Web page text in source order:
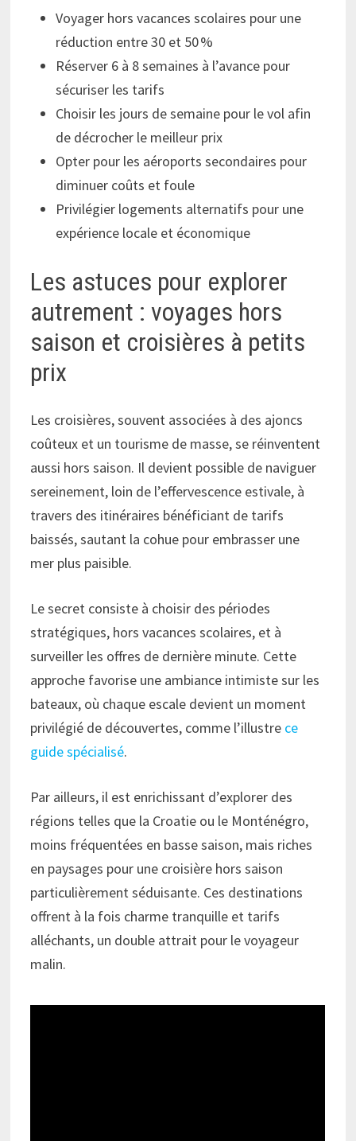
Voyager hors vacances scolaires pour une
réduction entre 30 et 50 %
Réserver 6 à 8 semaines à l’avance pour
sécuriser les tarifs
Choisir les jours de semaine pour le vol afin
de décrocher le meilleur prix
Opter pour les aéroports secondaires pour
diminuer coûts et foule
Privilégier logements alternatifs pour une
expérience locale et économique
Les astuces pour explorer
autrement : voyages hors
saison et croisières à petits
prix
Les croisières, souvent associées à des ajoncs
coûteux et un tourisme de masse, se réinventent
aussi hors saison. Il devient possible de naviguer
sereinement, loin de l’effervescence estivale, à
travers des itinéraires bénéficiant de tarifs
baissés, sautant la cohue pour embrasser une
mer plus paisible.
Le secret consiste à choisir des périodes
stratégiques, hors vacances scolaires, et à
surveiller les offres de dernière minute. Cette
approche favorise une ambiance intimiste sur les
bateaux, où chaque escale devient un moment
privilégié de découvertes, comme l’illustre ce
guide spécialisé.
Par ailleurs, il est enrichissant d’explorer des
régions telles que la Croatie ou le Monténégro,
moins fréquentées en basse saison, mais riches
en paysages pour une croisière hors saison
particulièrement séduisante. Ces destinations
offrent à la fois charme tranquille et tarifs
alléchants, un double attrait pour le voyageur
malin.